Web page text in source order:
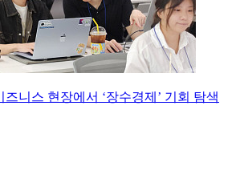
즈니스 현장에서 ‘장수경제’ 기회 탐색